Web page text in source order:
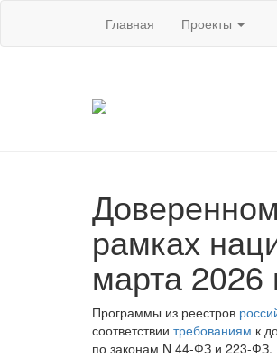
Главная Проекты
рамках
марта 2026
Программы из реестров
соответствии требованиям к
по законам N 44-ФЗ и 223-ФЗ.